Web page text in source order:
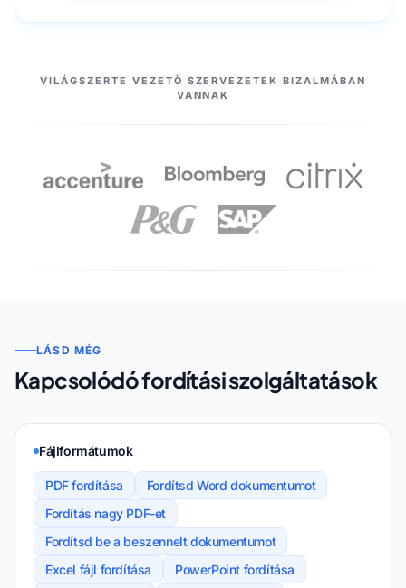
PARTNEREINK
VILÁGSZERTE VEZETŐ SZERVEZETEK BIZALMÁBAN
VANNAK
LÁSD MÉG
Kapcsolódó fordítási szolgáltatások
Fájlformátumok
PDF fordítása
Fordítsd Word dokumentumot
Fordítás nagy PDF-et
Fordítsd be a beszennelt dokumentumot
Excel fájl fordítása
PowerPoint fordítása